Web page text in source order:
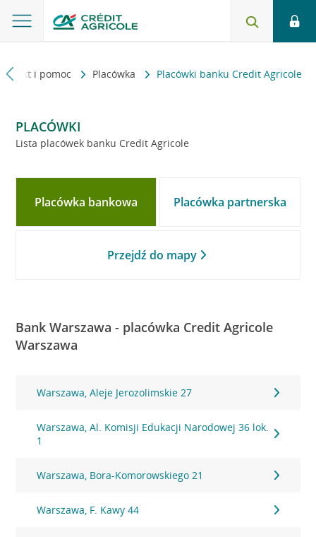
i pomoc Placówka Placówki banku Credit Agricole
PLACÓWKI
Lista placówek banku Credit Agricole
Placówka bankowa Placówka partnerska
Przejdź do mapy
Bank Warszawa - placówka Credit Agricole
Warszawa
Warszawa, Aleje Jerozolimskie 27
Warszawa, Al. Komisji Edukacji Narodowej 36 lok.
1
Warszawa, Bora-Komorowskiego 21
Warszawa, F. Kawy 44